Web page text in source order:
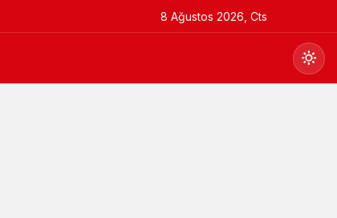
8 Ağustos 2026, Cts